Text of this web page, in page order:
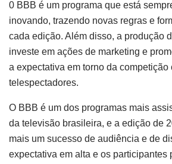
0 BBB é um programa que está
inovando, trazendo novas regras e
cada edição. Além disso, a produção
investe em ações de marketing e
a expectativa em torno da competição
telespectadores.
O BBB é um dos programas mais
da televisão brasileira, e a edição de
mais um sucesso de audiência e de
expectativa em alta e os participantes